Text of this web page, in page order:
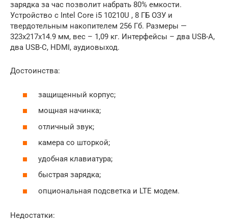
зарядка за час позволит набрать 80% емкости.
Устройство с Intel Core i5 10210U , 8 ГБ ОЗУ и
твердотельным накопителем 256 Гб. Размеры —
323x217x14.9 мм, вес – 1,09 кг. Интерфейсы – два USB-A,
два USB-C, HDMI, аудиовыход.
Достоинства:
защищенный корпус;
мощная начинка;
отличный звук;
камера со шторкой;
удобная клавиатура;
быстрая зарядка;
опциональная подсветка и LTE модем.
Недостатки: